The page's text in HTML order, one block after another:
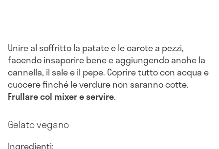
Unire al soffritto la patate e le carote a pezzi,
facendo insaporire bene e aggiungendo anche la
cannella, il sale e il pepe. Coprire tutto con acqua e
cuocere finché le verdure non saranno cotte.
Frullare col mixer e servire.
Gelato vegano
Ingredienti: